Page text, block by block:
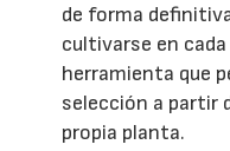
de forma
cultivarse en
herramienta que
selección a partir
propia planta.